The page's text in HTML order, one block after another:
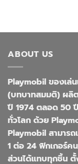
ABOUT US
Playmobil ของเล่
(บทบาทสมมติ) ผลิต
ปี 1974 ตลอด 50
ทั่วโลก ด้วย
Playmobil สามาร
1 ต่อ 24 ฟิกเกอร์ค
ส่วนได้แทบทุกชิ้น ตั้